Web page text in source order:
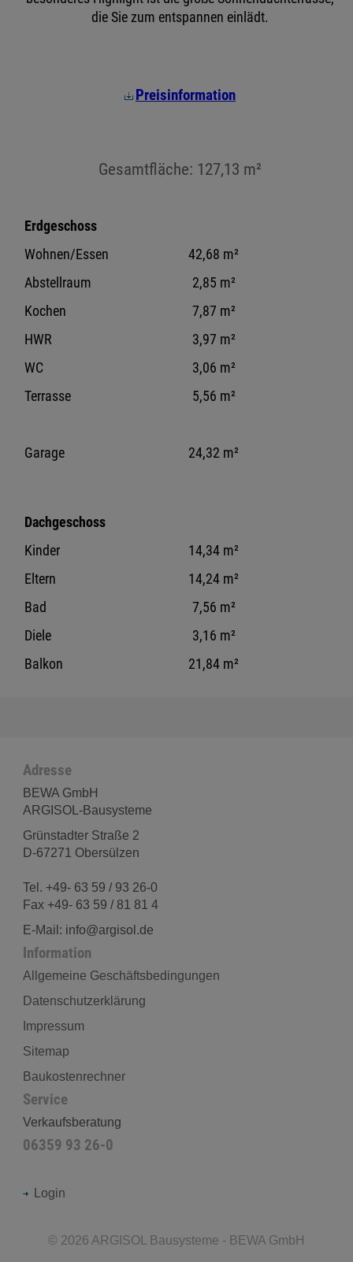
die Sie zum entspannen einlädt.
Preisinformation
Gesamtfläche: 127,13 m²
Erdgeschoss
Wohnen/Essen
42,68 m²
Abstellraum
2,85 m²
Kochen
7,87 m²
HWR
3,97 m²
WC
3,06 m²
Terrasse
5,56 m²
Garage 24,32 m²
Dachgeschoss
Kinder
14,34 m²
Eltern
14,24 m²
Bad
7,56 m²
Diele
3,16 m²
Balkon
21,84 m²
Adresse
BEWA GmbH
ARGISOL-Bausysteme
Grünstadter Straße 2
D-67271 Obersülzen
Tel. +49- 63 59 / 93 26-0
Fax +49- 63 59 / 81 81 4
E-Mail: info@argisol.de
Information
Allgemeine Geschäftsbedingungen
Datenschutzerklärung
Impressum
Sitemap
Baukostenrechner
Service
Verkaufsberatung
06359 93 26-0
Login
© 2026 ARGISOL Bausysteme - BEWA GmbH